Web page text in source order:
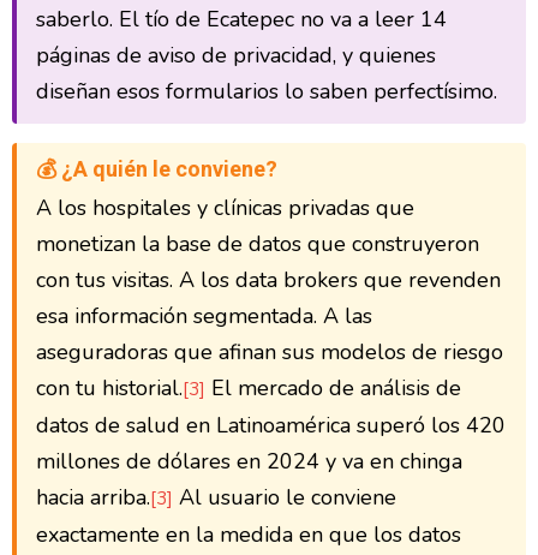
saberlo. El tío de Ecatepec no va a leer 14
páginas de aviso de privacidad, y quienes
diseñan esos formularios lo saben perfectísimo.
💰 ¿A quién le conviene?
A los hospitales y clínicas privadas que
monetizan la base de datos que construyeron
con tus visitas. A los data brokers que revenden
esa información segmentada. A las
aseguradoras que afinan sus modelos de riesgo
con tu historial.[3] El mercado de análisis de
datos de salud en Latinoamérica superó los 420
millones de dólares en 2024 y va en chinga
hacia arriba.[3] Al usuario le conviene
exactamente en la medida en que los datos